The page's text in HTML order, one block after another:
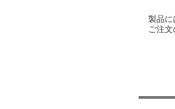
製品に
ご注